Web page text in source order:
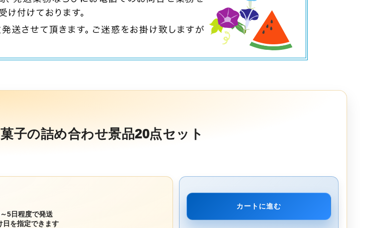
子の詰め合わせ景品20点セット
5日程度で発送
日を指定できます
カートに進む